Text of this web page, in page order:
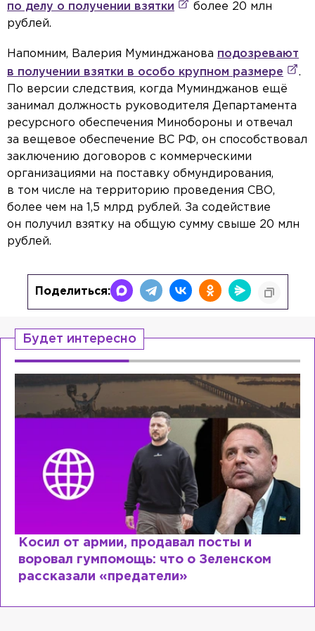
по делу о получении взятки
более 20 млн
рублей.
Напомним, Валерия Муминджанова подозревают
в получении взятки в особо крупном размере
.
По версии следствия, когда Муминджанов ещё
занимал должность руководителя Департамента
ресурсного обеспечения Минобороны и отвечал
за вещевое обеспечение ВС РФ, он способствовал
заключению договоров с коммерческими
организациями на поставку обмундирования,
в том числе на территорию проведения СВО,
более чем на 1,5 млрд рублей. За содействие
он получил взятку на общую сумму свыше 20 млн
рублей.
Поделиться:
Будет интересно
Косил от армии, продавал посты и
воровал гумпомощь: что о Зеленском
рассказали «предатели»